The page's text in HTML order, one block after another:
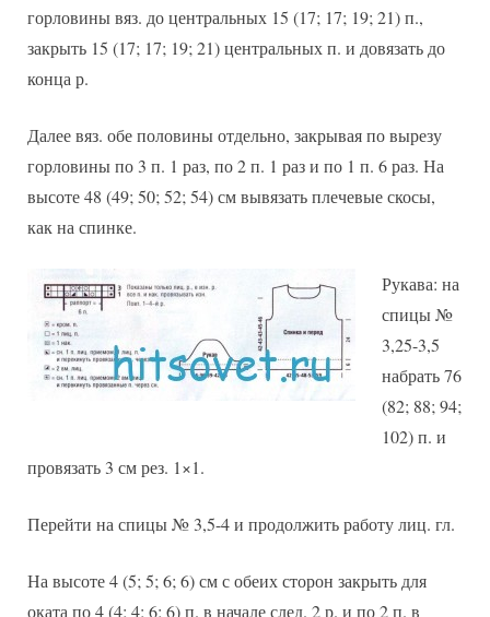
горловины вяз. до центральных 15 (17; 17; 19; 21) п.,
закрыть 15 (17; 17; 19; 21) центральных п. и довязать до
конца р.
Далее вяз. обе половины отдельно, закрывая по вырезу
горловины по 3 п. 1 раз, по 2 п. 1 раз и по 1 п. 6 раз. На
высоте 48 (49; 50; 52; 54) см вывязать плечевые скосы,
как на спинке.
Рукава: на
спицы №
3,25-3,5
набрать 76
(82; 88; 94;
102) п. и
провязать 3 см рез. 1×1.
Перейти на спицы № 3,5-4 и продолжить работу лиц. гл.
На высоте 4 (5; 5; 6; 6) см с обеих сторон закрыть для
оката по 4 (4; 4; 6; 6) п. в начале след. 2 р. и по 2 п. в